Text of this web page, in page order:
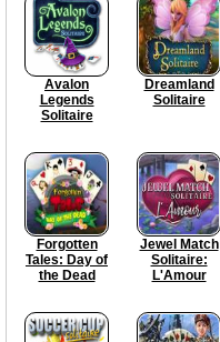
Avalon
Legends
Solitaire
Dreamland
Solitaire
Forgotten
Tales: Day of
the Dead
Jewel Match
Solitaire:
L'Amour